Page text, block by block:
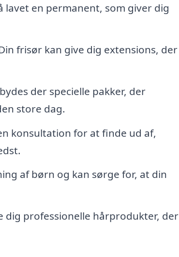
lavet en permanent, som giver dig
frisør kan give dig extensions, der
der specielle pakker, der
store dag.
konsultation for at finde ud af,
af børn og kan sørge for, at din
dig professionelle hårprodukter, der